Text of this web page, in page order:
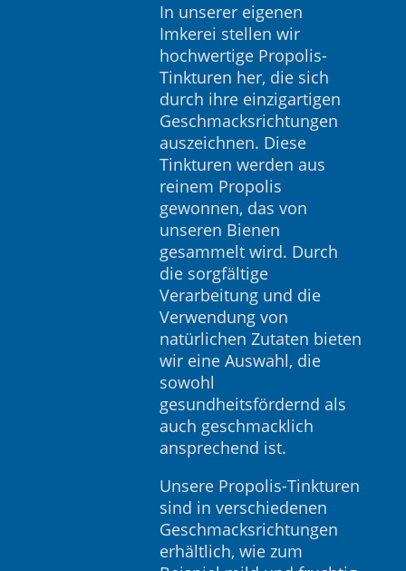
In unserer eigenen
Imkerei stellen wir
hochwertige Propolis-
Tinkturen her, die sich
durch ihre einzigartigen
Geschmacksrichtungen
auszeichnen. Diese
Tinkturen werden aus
reinem Propolis
gewonnen, das von
unseren Bienen
gesammelt wird. Durch
die sorgfältige
Verarbeitung und die
Verwendung von
natürlichen Zutaten bieten
wir eine Auswahl, die
sowohl
gesundheitsfördernd als
auch geschmacklich
ansprechend ist.
Unsere Propolis-Tinkturen
sind in verschiedenen
Geschmacksrichtungen
erhältlich, wie zum